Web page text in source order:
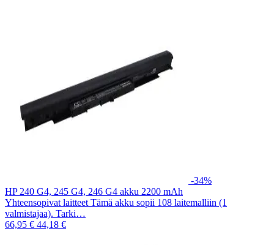
-34%
HP 240 G4, 245 G4, 246 G4 akku 2200 mAh
Yhteensopivat laitteet Tämä akku sopii 108 laitemalliin (1
valmistajaa). Tarki…
66,95 € 44,18 €